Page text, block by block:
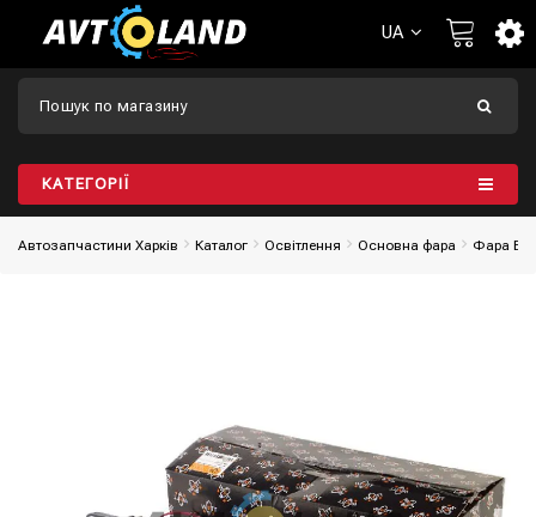
UA
КАТЕГОРІЇ
Автозапчастини Харків Каталог Освітлення Основна фара Фара